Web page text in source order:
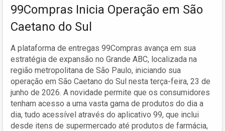
99Compras Inicia Operação em São
Caetano do Sul
A plataforma de entregas 99Compras avança em sua
estratégia de expansão no Grande ABC, localizada na
região metropolitana de São Paulo, iniciando sua
operação em São Caetano do Sul nesta terça-feira, 23 de
junho de 2026. A novidade permite que os consumidores
tenham acesso a uma vasta gama de produtos do dia a
dia, tudo acessível através do aplicativo 99, que inclui
desde itens de supermercado até produtos de farmácia,